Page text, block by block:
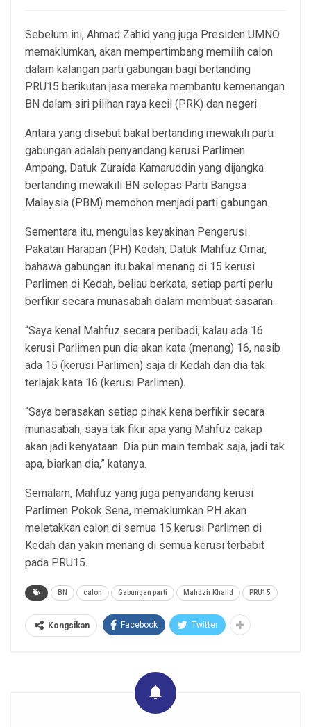
Sebelum ini, Ahmad Zahid yang juga Presiden UMNO
memaklumkan, akan mempertimbang memilih calon
dalam kalangan parti gabungan bagi bertanding
PRU15 berikutan jasa mereka membantu kemenangan
BN dalam siri pilihan raya kecil (PRK) dan negeri.
Antara yang disebut bakal bertanding mewakili parti
gabungan adalah penyandang kerusi Parlimen
Ampang, Datuk Zuraida Kamaruddin yang dijangka
bertanding mewakili BN selepas Parti Bangsa
Malaysia (PBM) memohon menjadi parti gabungan.
Sementara itu, mengulas keyakinan Pengerusi
Pakatan Harapan (PH) Kedah, Datuk Mahfuz Omar,
bahawa gabungan itu bakal menang di 15 kerusi
Parlimen di Kedah, beliau berkata, setiap parti perlu
berfikir secara munasabah dalam membuat sasaran.
“Saya kenal Mahfuz secara peribadi, kalau ada 16
kerusi Parlimen pun dia akan kata (menang) 16, nasib
ada 15 (kerusi Parlimen) saja di Kedah dan dia tak
terlajak kata 16 (kerusi Parlimen).
“Saya berasakan setiap pihak kena berfikir secara
munasabah, saya tak fikir apa yang Mahfuz cakap
akan jadi kenyataan. Dia pun main tembak saja, jadi tak
apa, biarkan dia,” katanya.
Semalam, Mahfuz yang juga penyandang kerusi
Parlimen Pokok Sena, memaklumkan PH akan
meletakkan calon di semua 15 kerusi Parlimen di
Kedah dan yakin menang di semua kerusi terbabit
pada PRU15.
BN calon Gabungan parti Mahdzir Khalid PRU15
Kongsikan Facebook Twitter